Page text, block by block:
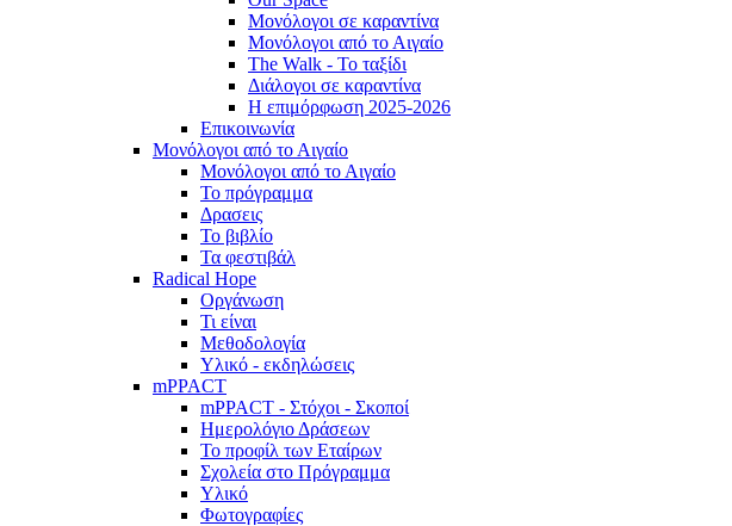
Μονόλογοι σε καραντίνα
Μονόλογοι από το Αιγαίο
The Walk - Το ταξίδι
Διάλογοι σε καραντίνα
Η επιμόρφωση 2025-2026
Επικοινωνία
Μονόλογοι από το Αιγαίο
Μονόλογοι από το Αιγαίο
Το πρόγραμμα
Δρασεις
Το βιβλίο
Τα φεστιβάλ
Radical Hope
Οργάνωση
Τι είναι
Μεθοδολογία
Υλικό - εκδηλώσεις
mPPACT
mPPACT - Στόχοι - Σκοποί
Ημερολόγιο Δράσεων
Το προφίλ των Εταίρων
Σχολεία στο Πρόγραμμα
Υλικό
Φωτογραφίες